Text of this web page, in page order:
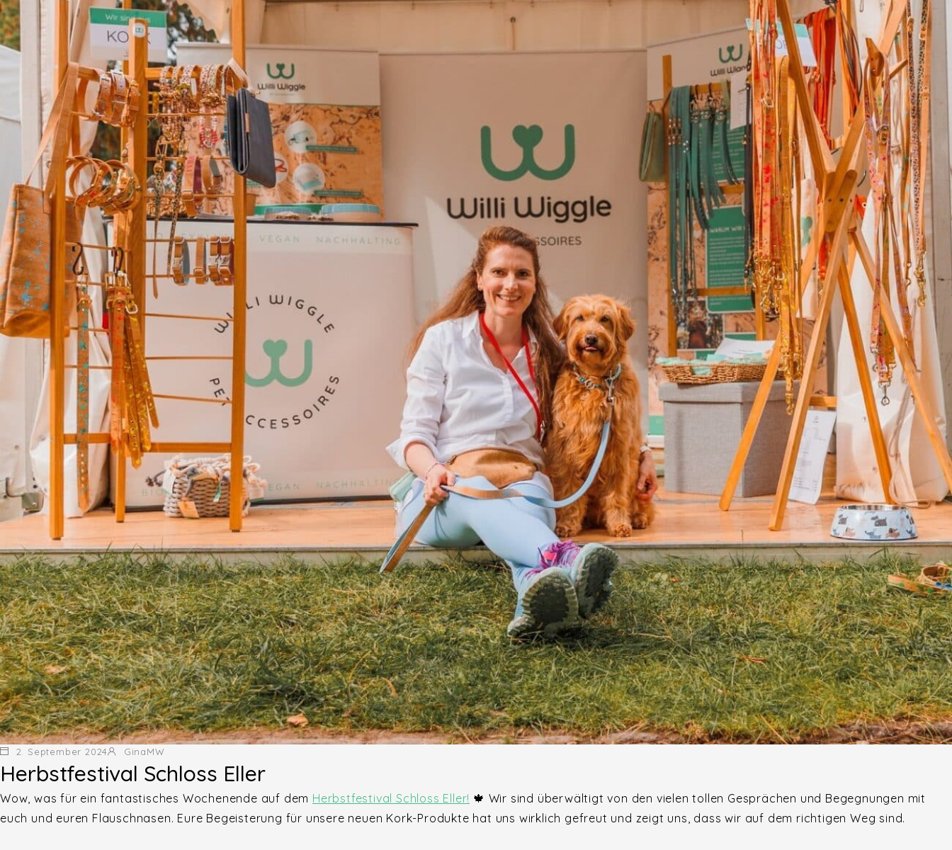
2. September 2024 GinaMW
Herbstfestival Schloss Eller
Wow, was für ein fantastisches Wochenende auf dem Herbstfestival Schloss Eller! 🍁 Wir sind überwältigt von den vielen tollen Gesprächen und Begegnungen mit
euch und euren Flauschnasen. Eure Begeisterung für unsere neuen Kork-Produkte hat uns wirklich gefreut und zeigt uns, dass wir auf dem richtigen Weg sind.